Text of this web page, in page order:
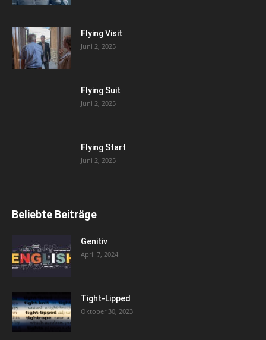
Flying Visit
Juni 2, 2025
Flying Suit
Juni 2, 2025
Flying Start
Juni 2, 2025
Beliebte Beiträge
Genitiv
April 7, 2024
Tight-Lipped
Oktober 30, 2023